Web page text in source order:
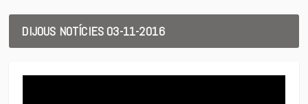
DIJOUS NOTÍCIES 03-11-2016